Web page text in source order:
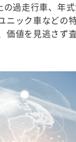
過走行車、年
ニック車などの
価値を見逃さず